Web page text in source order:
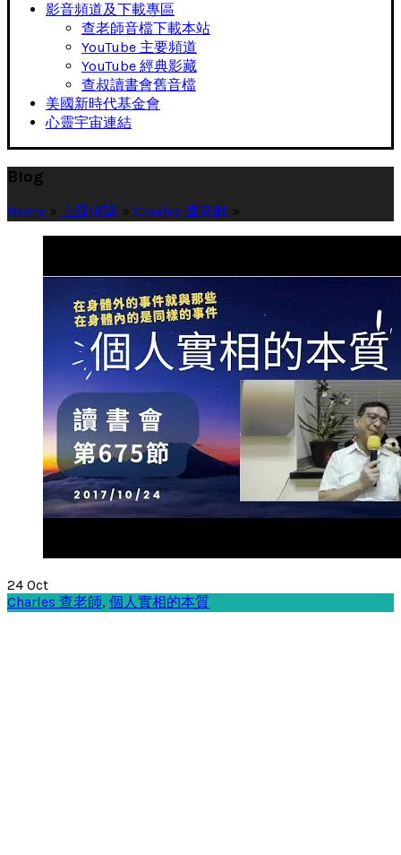
影音頻道及下載專區
查老師音檔下載本站
YouTube 主要頻道
YouTube 經典影藏
查叔讀書會舊音檔
美國新時代基金會
心靈宇宙連結
Blog
Home » 上課演講 » Charles 查老師 »
24 Oct
Charles 查老師, 個人實相的本質